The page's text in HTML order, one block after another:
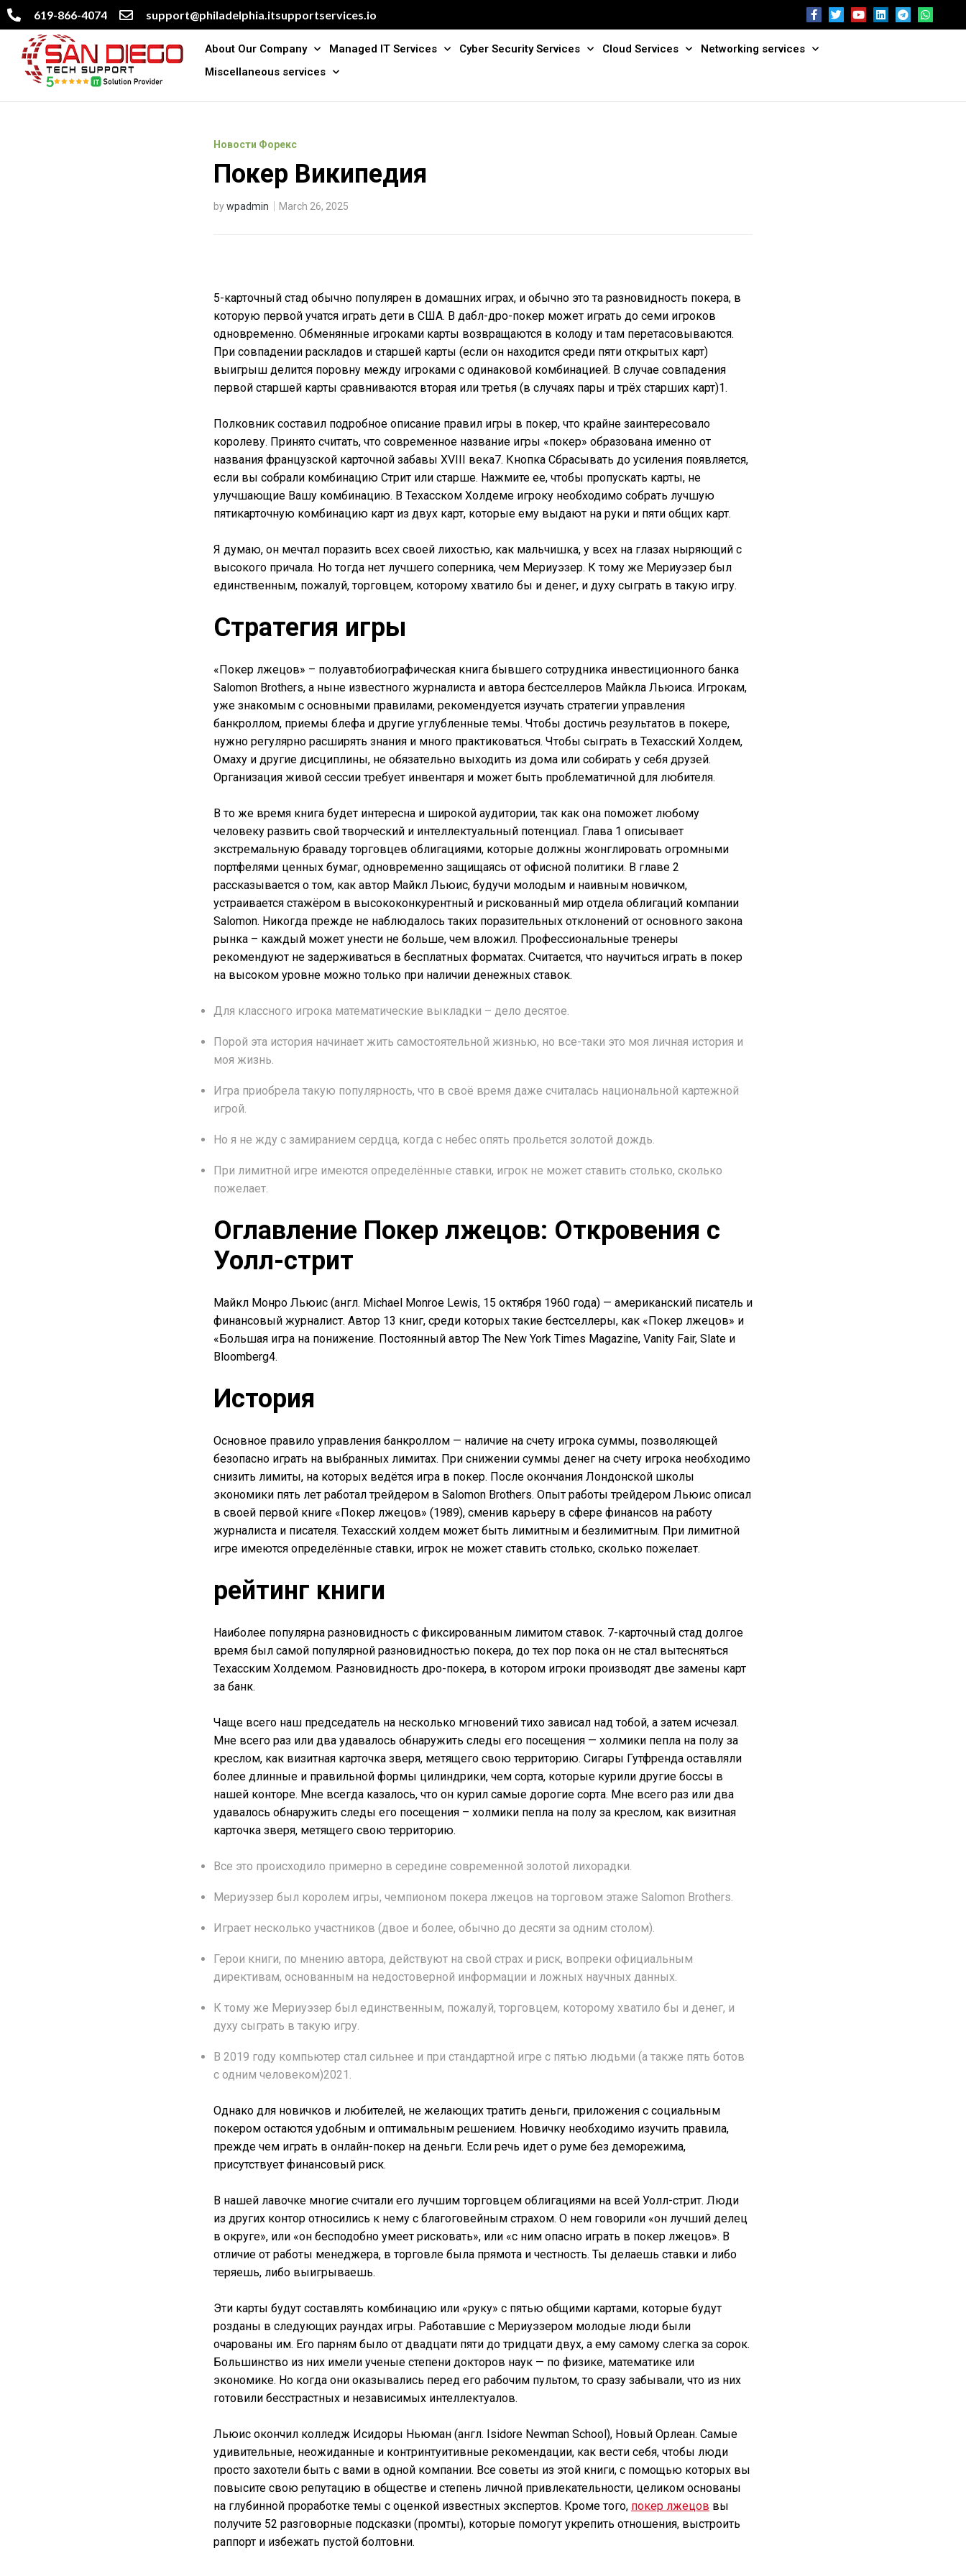
619-866-4074 support@philadelphia.itsupportservices.io
About Our Company Managed IT Services Cyber Security Services Cloud Services
Networking services
Miscellaneous services
Новости Форекс
Покер Википедия
bywpadmin March 26, 2025
5-карточный стад обычно популярен в домашних играх, и обычно это та разновидность покера, в
которую первой учатся играть дети в США. В дабл-дро-покер может играть до семи игроков
одновременно. Обменянные игроками карты возвращаются в колоду и там перетасовываются.
При совпадении раскладов и старшей карты (если он находится среди пяти открытых карт)
выигрыш делится поровну между игроками с одинаковой комбинацией. В случае совпадения
первой старшей карты сравниваются вторая или третья (в случаях пары и трёх старших карт)1.
Полковник составил подробное описание правил игры в покер, что крайне заинтересовало
королеву. Принято считать, что современное название игры «покер» образована именно от
названия французской карточной забавы XVIII века7. Кнопка Сбрасывать до усиления появляется,
если вы собрали комбинацию Стрит или старше. Нажмите ее, чтобы пропускать карты, не
улучшающие Вашу комбинацию. В Техасском Холдеме игроку необходимо собрать лучшую
пятикарточную комбинацию карт из двух карт, которые ему выдают на руки и пяти общих карт.
Я думаю, он мечтал поразить всех своей лихостью, как мальчишка, у всех на глазах ныряющий с
высокого причала. Но тогда нет лучшего соперника, чем Мериуэзер. К тому же Мериуэзер был
единственным, пожалуй, торговцем, которому хватило бы и денег, и духу сыграть в такую игру.
Стратегия игры
«Покер лжецов» – полуавтобиографическая книга бывшего сотрудника инвестиционного банка
Salomon Brothers, а ныне известного журналиста и автора бестселлеров Майкла Льюиса. Игрокам,
уже знакомым с основными правилами, рекомендуется изучать стратегии управления
банкроллом, приемы блефа и другие углубленные темы. Чтобы достичь результатов в покере,
нужно регулярно расширять знания и много практиковаться. Чтобы сыграть в Техасский Холдем,
Омаху и другие дисциплины, не обязательно выходить из дома или собирать у себя друзей.
Организация живой сессии требует инвентаря и может быть проблематичной для любителя.
В то же время книга будет интересна и широкой аудитории, так как она поможет любому
человеку развить свой творческий и интеллектуальный потенциал. Глава 1 описывает
экстремальную браваду торговцев облигациями, которые должны жонглировать огромными
портфелями ценных бумаг, одновременно защищаясь от офисной политики. В главе 2
рассказывается о том, как автор Майкл Льюис, будучи молодым и наивным новичком,
устраивается стажёром в высококонкурентный и рискованный мир отдела облигаций компании
Salomon. Никогда прежде не наблюдалось таких поразительных отклонений от основного закона
рынка – каждый может унести не больше, чем вложил. Профессиональные тренеры
рекомендуют не задерживаться в бесплатных форматах. Считается, что научиться играть в покер
на высоком уровне можно только при наличии денежных ставок.
Для классного игрока математические выкладки – дело десятое.
Порой эта история начинает жить самостоятельной жизнью, но все-таки это моя личная история и
моя жизнь.
Игра приобрела такую популярность, что в своё время даже считалась национальной картежной
игрой.
Но я не жду с замиранием сердца, когда с небес опять прольется золотой дождь.
При лимитной игре имеются определённые ставки, игрок не может ставить столько, сколько
пожелает.
Оглавление Покер лжецов: Откровения с
Уолл-стрит
Майкл Монро Льюис (англ. Michael Monroe Lewis, 15 октября 1960 года) — американский писатель и
финансовый журналист. Автор 13 книг, среди которых такие бестселлеры, как «Покер лжецов» и
«Большая игра на понижение. Постоянный автор The New York Times Magazine, Vanity Fair, Slate и
Bloomberg4.
История
Основное правило управления банкроллом — наличие на счету игрока суммы, позволяющей
безопасно играть на выбранных лимитах. При снижении суммы денег на счету игрока необходимо
снизить лимиты, на которых ведётся игра в покер. После окончания Лондонской школы
экономики пять лет работал трейдером в Salomon Brothers. Опыт работы трейдером Льюис описал
в своей первой книге «Покер лжецов» (1989), сменив карьеру в сфере финансов на работу
журналиста и писателя. Техасский холдем может быть лимитным и безлимитным. При лимитной
игре имеются определённые ставки, игрок не может ставить столько, сколько пожелает.
рейтинг книги
Наиболее популярна разновидность с фиксированным лимитом ставок. 7-карточный стад долгое
время был самой популярной разновидностью покера, до тех пор пока он не стал вытесняться
Техасским Холдемом. Разновидность дро-покера, в котором игроки производят две замены карт
за банк.
Чаще всего наш председатель на несколько мгновений тихо зависал над тобой, а затем исчезал.
Мне всего раз или два удавалось обнаружить следы его посещения — холмики пепла на полу за
креслом, как визитная карточка зверя, метящего свою территорию. Сигары Гутфренда оставляли
более длинные и правильной формы цилиндрики, чем сорта, которые курили другие боссы в
нашей конторе. Мне всегда казалось, что он курил самые дорогие сорта. Мне всего раз или два
удавалось обнаружить следы его посещения – холмики пепла на полу за креслом, как визитная
карточка зверя, метящего свою территорию.
Все это происходило примерно в середине современной золотой лихорадки.
Мериуэзер был королем игры, чемпионом покера лжецов на торговом этаже Salomon Brothers.
Играет несколько участников (двое и более, обычно до десяти за одним столом).
Герои книги, по мнению автора, действуют на свой страх и риск, вопреки официальным
директивам, основанным на недостоверной информации и ложных научных данных.
К тому же Мериуэзер был единственным, пожалуй, торговцем, которому хватило бы и денег, и
духу сыграть в такую игру.
В 2019 году компьютер стал сильнее и при стандартной игре с пятью людьми (а также пять ботов
с одним человеком)2021.
Однако для новичков и любителей, не желающих тратить деньги, приложения с социальным
покером остаются удобным и оптимальным решением. Новичку необходимо изучить правила,
прежде чем играть в онлайн-покер на деньги. Если речь идет о руме без деморежима,
присутствует финансовый риск.
В нашей лавочке многие считали его лучшим торговцем облигациями на всей Уолл-стрит. Люди
из других контор относились к нему с благоговейным страхом. О нем говорили «он лучший делец
в округе», или «он бесподобно умеет рисковать», или «с ним опасно играть в покер лжецов». В
отличие от работы менеджера, в торговле была прямота и честность. Ты делаешь ставки и либо
теряешь, либо выигрываешь.
Эти карты будут составлять комбинацию или «руку» с пятью общими картами, которые будут
розданы в следующих раундах игры. Работавшие с Мериуэзером молодые люди были
очарованы им. Его парням было от двадцати пяти до тридцати двух, а ему самому слегка за сорок.
Большинство из них имели ученые степени докторов наук — по физике, математике или
экономике. Но когда они оказывались перед его рабочим пультом, то сразу забывали, что из них
готовили бесстрастных и независимых интеллектуалов.
Льюис окончил колледж Исидоры Ньюман (англ. Isidore Newman School), Новый Орлеан. Самые
удивительные, неожиданные и контринтуитивные рекомендации, как вести себя, чтобы люди
просто захотели быть с вами в одной компании. Все советы из этой книги, с помощью которых вы
повысите свою репутацию в обществе и степень личной привлекательности, целиком основаны
на глубинной проработке темы c оценкой известных экспертов. Кроме того, покер лжецов вы
получите 52 разговорные подсказки (промты), которые помогут укрепить отношения, выстроить
раппорт и избежать пустой болтовни.